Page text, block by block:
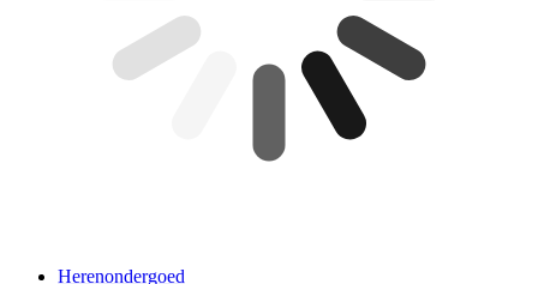
Herenondergoed